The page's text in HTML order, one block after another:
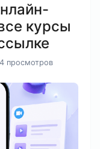
курсы
просмотров